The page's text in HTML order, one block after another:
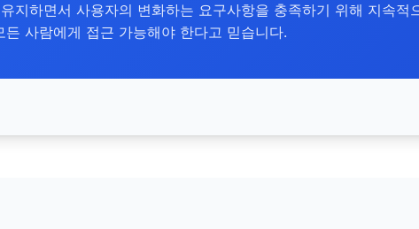
지하면서 사용자의 변화하는 요구사항을 충족하기 위해 지속적
사람에게 접근 가능해야 한다고 믿습니다.